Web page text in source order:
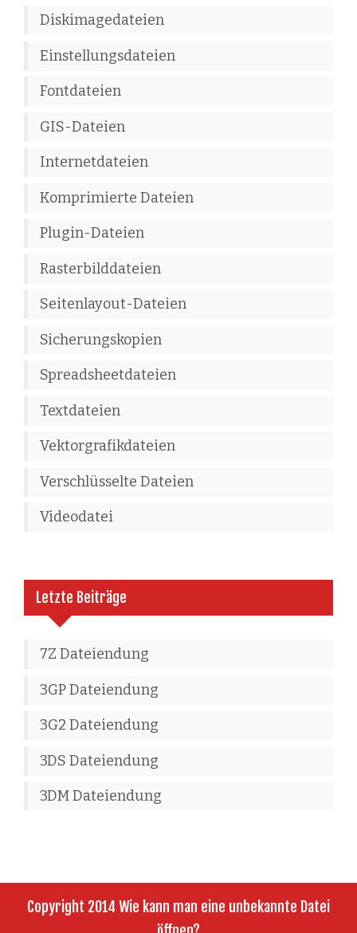
Diskimagedateien
Einstellungsdateien
Fontdateien
GIS-Dateien
Internetdateien
Komprimierte Dateien
Plugin-Dateien
Rasterbilddateien
Seitenlayout-Dateien
Sicherungskopien
Spreadsheetdateien
Textdateien
Vektorgrafikdateien
Verschlüsselte Dateien
Videodatei
Letzte Beiträge
7Z Dateiendung
3GP Dateiendung
3G2 Dateiendung
3DS Dateiendung
3DM Dateiendung
Copyright 2014 Wie kann man eine unbekannte Datei